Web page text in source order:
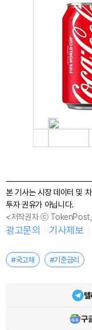
본 기사는 시장 데이터 및
투자 권유가 아닙니다.
<저작권자 ⓒ TokenPost,
광고문의 기사제보
#국고채 #기준금리
텔
구